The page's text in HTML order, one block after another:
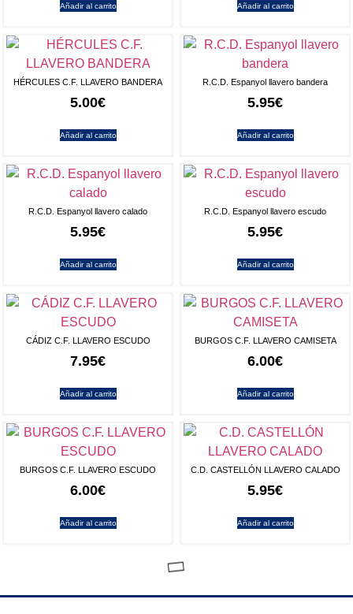
Añadir al carrito Añadir al carrito
HÉRCULES C.F. LLAVERO BANDERA
5.00€
Añadir al carrito
R.C.D. Espanyol llavero bandera
5.95€
Añadir al carrito
R.C.D. Espanyol llavero calado
5.95€
Añadir al carrito
R.C.D. Espanyol llavero escudo
5.95€
Añadir al carrito
CÁDIZ C.F. LLAVERO ESCUDO
7.95€
Añadir al carrito
BURGOS C.F. LLAVERO CAMISETA
6.00€
Añadir al carrito
BURGOS C.F. LLAVERO ESCUDO
6.00€
Añadir al carrito
C.D. CASTELLÓN LLAVERO CALADO
5.95€
Añadir al carrito